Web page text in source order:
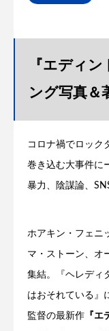
『エディ
ング写真＆
コロナ禍でロック
巻き込む大事件に
暴力、陰謀論、
ホアキン・フェニ
マ・ストーン、オ
集結。『ヘレディ
はおそれている』
監督の最新作 『